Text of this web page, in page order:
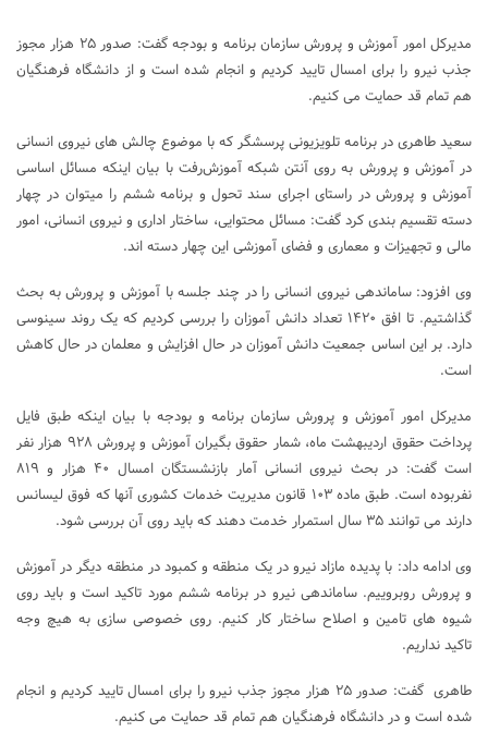
مدیرکل امور آموزش و پرورش سازمان برنامه و بودجه گفت: صدور ۲۵ هزار مجوز
جذب نیرو را برای امسال تایید کردیم و انجام شده است و از دانشگاه فرهنگیان
هم تمام قد حمایت می کنیم.
سعید طاهری در برنامه تلویزیونی پرسشگر که با موضوع چالش های نیروی انسانی
در آموزش و پرورش به روی آنتن شبکه آموزش‌رفت با بیان اینکه مسائل اساسی
آموزش و پرورش در راستای اجرای سند تحول و برنامه ششم را میتوان در چهار
دسته تقسیم بندی کرد گفت: مسائل محتوایی، ساختار اداری و نیروی انسانی، امور
مالی و تجهیزات و معماری و فضای آموزشی این چهار دسته اند.
وی افزود: ساماندهی نیروی انسانی را در چند جلسه با آموزش و پرورش به بحث
گذاشتیم. تا افق ۱۴۲۰ تعداد دانش آموزان را بررسی کردیم که یک روند سینوسی
دارد. بر این اساس جمعیت دانش آموزان در حال افزایش و معلمان در حال کاهش
است.
مدیرکل امور آموزش و پرورش سازمان برنامه و بودجه با بیان اینکه طبق فایل
پرداخت حقوق اردیبهشت ماه، شمار حقوق بگیران آموزش و پرورش ۹۲۸ هزار نفر
است گفت: در بحث نیروی انسانی آمار بازنشستگان امسال ۴۰ هزار و ۸۱۹
نفربوده است. طبق ماده ۱۰۳ قانون مدیریت خدمات کشوری آنها که فوق لیسانس
دارند می توانند ۳۵ سال استمرار خدمت دهند که باید روی آن بررسی شود.
وی ادامه داد: با پدیده مازاد نیرو در یک منطقه و کمبود در منطقه دیگر در آموزش
و پرورش روبروییم. ساماندهی نیرو در برنامه ششم مورد تاکید است و باید روی
شیوه های تامین و اصلاح ساختار کار کنیم. روی خصوصی سازی به هیچ وجه
تاکید نداریم.
طاهری گفت: صدور ۲۵ هزار مجوز جذب نیرو را برای امسال تایید کردیم و انجام
شده است و در دانشگاه فرهنگیان هم تمام قد حمایت می کنیم.